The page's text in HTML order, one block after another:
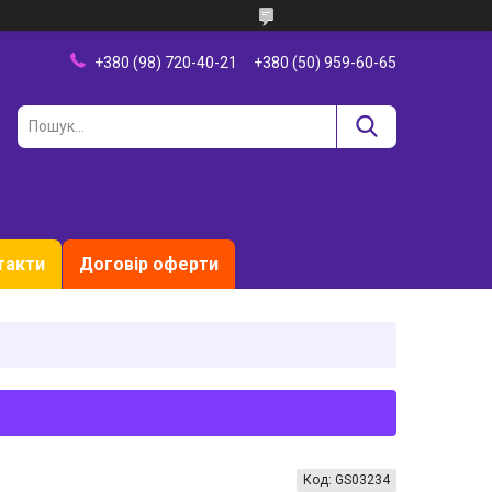
+380 (98) 720-40-21 +380 (50) 959-60-65
Договір оферти
Код: GS03234